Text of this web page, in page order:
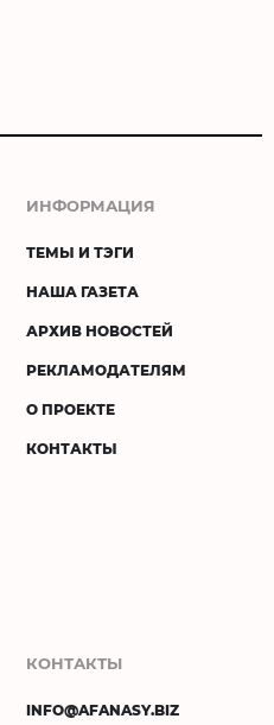
ИНФОРМАЦИЯ
ТЕМЫ И ТЭГИ
НАША ГАЗЕТА
АРХИВ НОВОСТЕЙ
РЕКЛАМОДАТЕЛЯМ
О ПРОЕКТЕ
КОНТАКТЫ
КОНТАКТЫ
INFO@AFANASY.BIZ